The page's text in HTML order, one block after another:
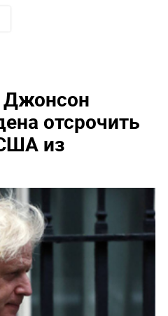
Джонсон
отсрочить
из